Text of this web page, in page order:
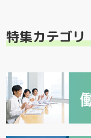
特集カテゴリ